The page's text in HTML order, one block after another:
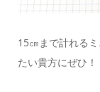
15㎝まで計れる
たい貴方にぜひ！